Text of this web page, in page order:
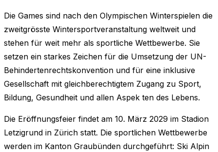
Die Games sind nach den Olympischen Winterspielen die
zweitgrösste Wintersportveranstaltung weltweit und
stehen für weit mehr als sportliche Wettbewerbe. Sie
setzen ein starkes Zeichen für die Umsetzung der UN-
Behindertenrechtskonvention und für eine inklusive
Gesellschaft mit gleichberechtigtem Zugang zu Sport,
Bildung, Gesundheit und allen Aspek ten des Lebens.
Die Eröffnungsfeier findet am 10. März 2029 im Stadion
Letzigrund in Zürich statt. Die sportlichen Wettbewerbe
werden im Kanton Graubünden durchgeführt: Ski Alpin